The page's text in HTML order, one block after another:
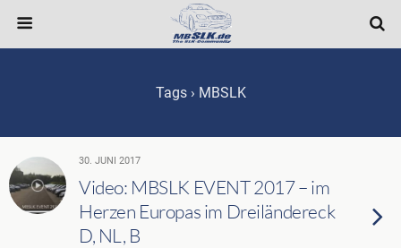
Tags › MBSLK
30. JUNI 2017
Video: MBSLK EVENT 2017 – im
Herzen Europas im Dreiländereck
D, NL, B